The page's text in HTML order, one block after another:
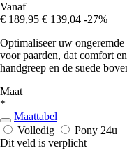
Vanaf
€ 189,95 € 139,04 -27%
Optimaliseer uw
voor paarden, dat comfort
handgreep en de suede
Maat
*
Maattabel
Volledig
Pony 24u
Dit veld is verplicht